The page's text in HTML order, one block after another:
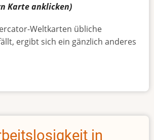
Karteanklicken)
Weltkarten übliche
ergibt sich ein gänzlich anderes
in